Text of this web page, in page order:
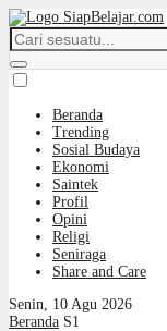
Beranda
Trending
Sosial Budaya
Ekonomi
Saintek
Profil
Opini
Religi
Seniraga
Share and Care
Senin, 10 Agu 2026
Beranda S1